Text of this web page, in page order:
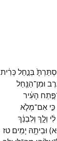
בְּנַ֣חַלכְּרִ֔ית
וּמִן־הַנַּ֖חַל
פֶּ֣תַח הָעִ֔יר
כִּ֣י אִם־מְלֹ֤א
לִ֔י וְלָ֣ךְ וְלִבְנֵ֔ךְ
) וּבֵיתָ֖הּ יָמִֽים׃ טז